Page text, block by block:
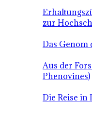
zur
Das Genom
Aus der
Phenovines)
Die Reise in